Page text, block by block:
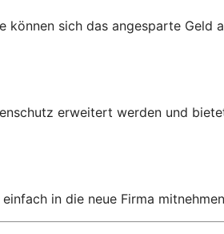
sich das angesparte Geld
erweitert werden und
in die neue Firma